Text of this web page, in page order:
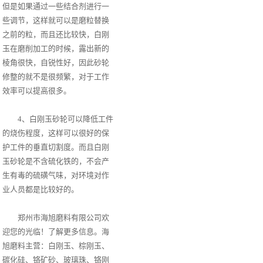
但是如果通过一些结合剂进行一
些调节，这样就可以是磨粒替换
之前的粒，而且还比较快，白刚
玉在磨削加工的时候，露出新的
棱角很快，自锐性好，因此砂轮
修整的就不是很频繁，对于工作
效率可以提高很多。
4、白刚玉砂轮可以降低工件
的烧伤程度，这样可以很好的保
护工件的垂直切割度。而且白刚
玉砂轮是不含硫化铁的，不会产
生有毒的硫磺气味，对环境对作
业人员都是比较好的。
郑州市海旭磨料有限公司欢
迎您的光临！了解更多信息。海
旭磨料主营：白刚玉、棕刚玉、
碳化硅、铬矿砂、玻璃珠、铬刚